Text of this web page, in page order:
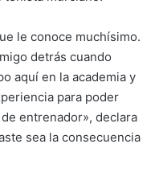
le conoce muchísimo.
detrás cuando
aquí en la academia y
para poder
entrenador», declara
sea la consecuencia